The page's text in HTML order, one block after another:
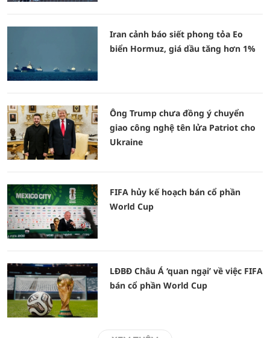
Iran cảnh báo siết phong tỏa Eo
biển Hormuz, giá dầu tăng hơn 1%
Ông Trump chưa đồng ý chuyển
giao công nghệ tên lửa Patriot cho
Ukraine
FIFA hủy kế hoạch bán cổ phần
World Cup
LĐBĐ Châu Á ‘quan ngại’ về việc FIFA
bán cổ phần World Cup